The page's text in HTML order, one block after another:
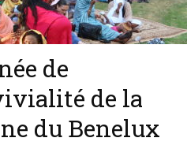
de
de
de la
du Benelux